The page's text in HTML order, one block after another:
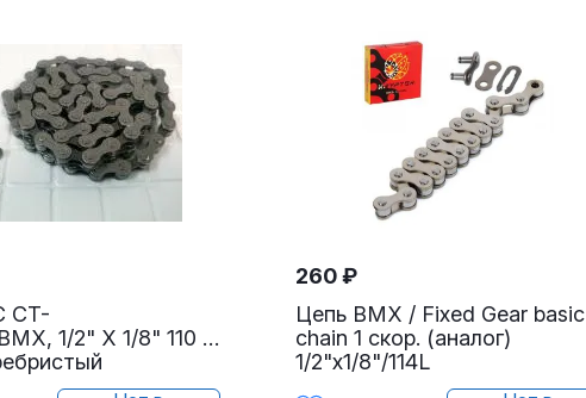
CT-
1/2" X 1/8" 110 звеньев, с замком
Цепь BMX / Fixed Gear basic
chain 1 скор. (аналог)
1/2"х1/8"/114L
260₽